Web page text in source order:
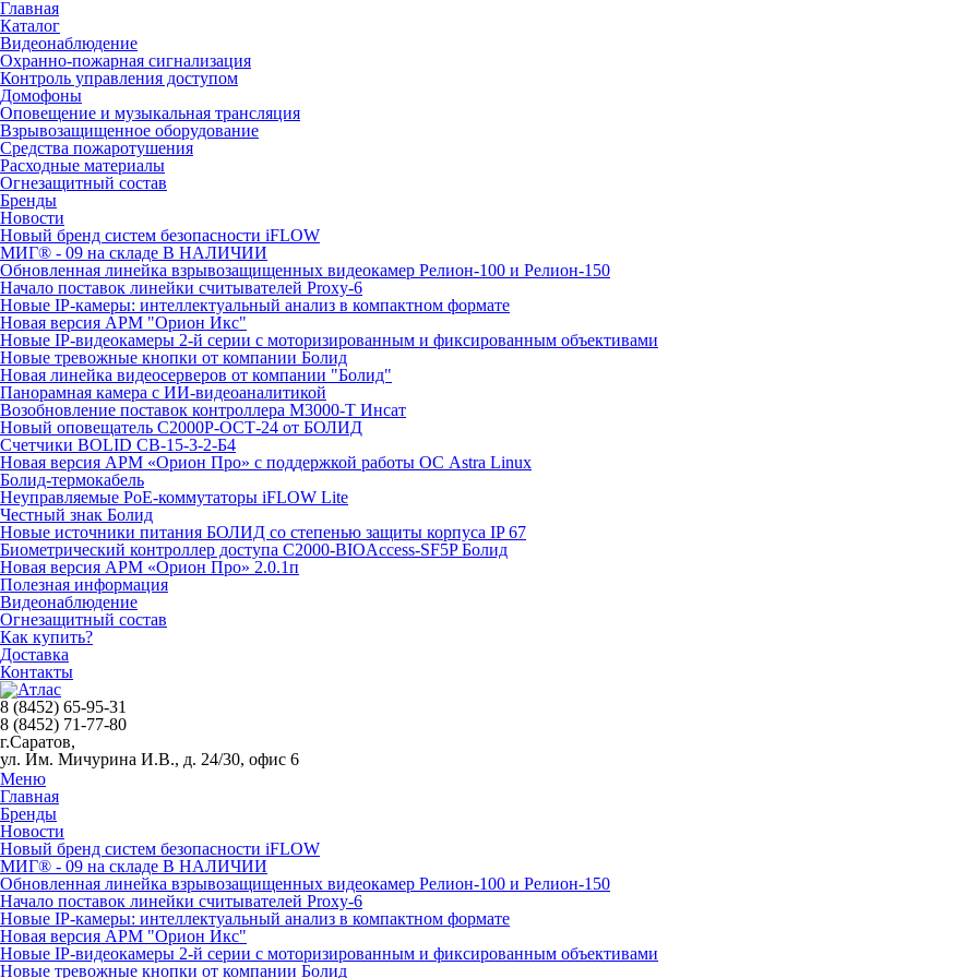
Главная
Каталог
Видеонаблюдение
Охранно-пожарная сигнализация
Контроль управления доступом
Домофоны
Оповещение и музыкальная трансляция
Взрывозащищенное оборудование
Средства пожаротушения
Расходные материалы
Огнезащитный состав
Бренды
Новости
Новый бренд систем безопасности iFLOW
МИГ® - 09 на складе В НАЛИЧИИ
Обновленная линейка взрывозащищенных видеокамер Релион-100 и Релион-150
Начало поставок линейки считывателей Proxy-6
Новые IP-камеры: интеллектуальный анализ в компактном формате
Новая версия АРМ "Орион Икс"
Новые IP-видеокамеры 2-й серии с моторизированным и фиксированным объективами
Новые тревожные кнопки от компании Болид
Новая линейка видеосерверов от компании "Болид"
Панорамная камера с ИИ-видеоаналитикой
Возобновление поставок контроллера М3000-Т Инсат
Новый оповещатель С2000Р-ОСТ-24 от БОЛИД
Счетчики BOLID СВ-15-3-2-Б4
Новая версия АРМ «Орион Про» с поддержкой работы ОС Astra Linux
Болид-термокабель
Неуправляемые PoE-коммутаторы iFLOW Lite
Честный знак Болид
Новые источники питания БОЛИД со степенью защиты корпуса IP 67
Биометрический контроллер доступа С2000-BIOAccess-SF5P Болид
Новая версия АРМ «Орион Про» 2.0.1п
Полезная информация
Видеонаблюдение
Огнезащитный состав
Как купить?
Доставка
Контакты
8 (8452) 65-95-31
8 (8452) 71-77-80
г.Саратов,
ул. Им. Мичурина И.В., д. 24/30, офис 6
Меню
Главная
Бренды
Новости
Новый бренд систем безопасности iFLOW
МИГ® - 09 на складе В НАЛИЧИИ
Обновленная линейка взрывозащищенных видеокамер Релион-100 и Релион-150
Начало поставок линейки считывателей Proxy-6
Новые IP-камеры: интеллектуальный анализ в компактном формате
Новая версия АРМ "Орион Икс"
Новые IP-видеокамеры 2-й серии с моторизированным и фиксированным объективами
Новые тревожные кнопки от компании Болид